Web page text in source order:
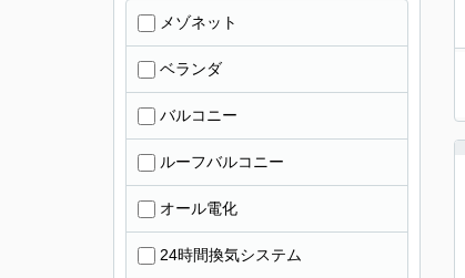
メゾネット
ベランダ
バルコニー
ルーフバルコニー
オール電化
24時間換気システム